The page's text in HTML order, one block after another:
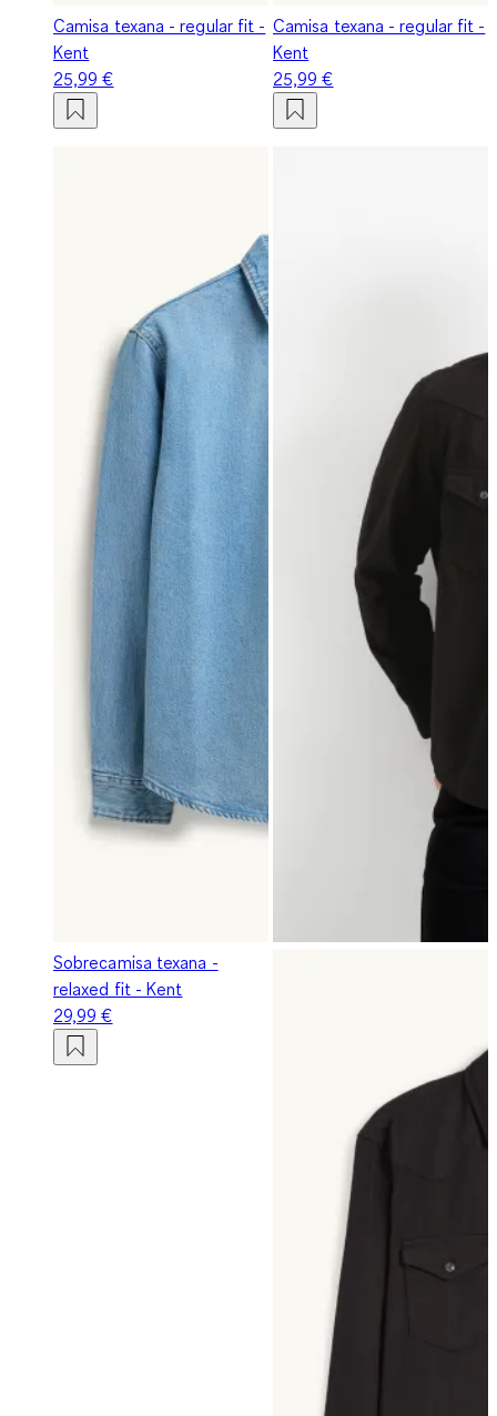
Camisa texana - regular fit -
Kent
25,99 €
Camisa texana - regular fit -
Kent
25,99 €
Sobrecamisa texana -
relaxed fit - Kent
29,99 €